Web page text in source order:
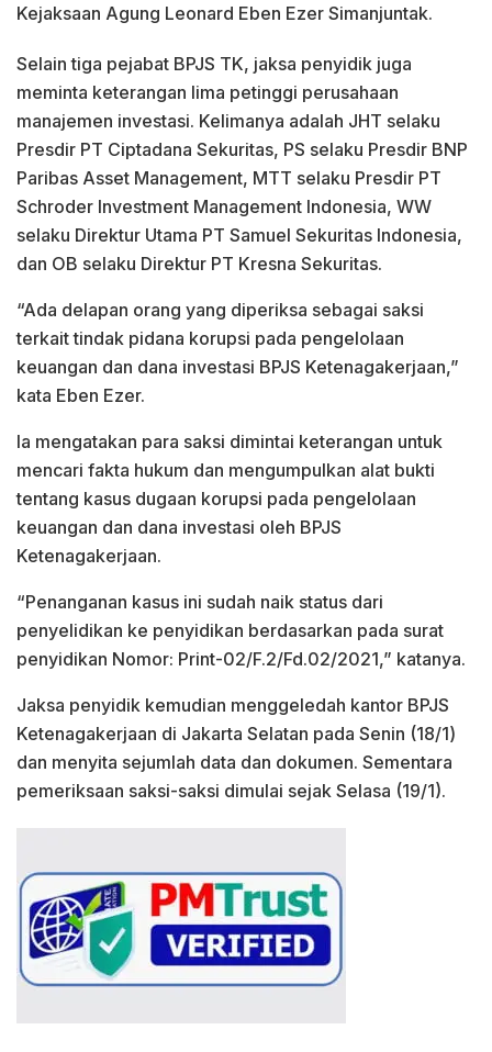
Kejaksaan Agung Leonard Eben Ezer Simanjuntak.
Selain tiga pejabat BPJS TK, jaksa penyidik juga
meminta keterangan lima petinggi perusahaan
manajemen investasi. Kelimanya adalah JHT selaku
Presdir PT Ciptadana Sekuritas, PS selaku Presdir BNP
Paribas Asset Management, MTT selaku Presdir PT
Schroder Investment Management Indonesia, WW
selaku Direktur Utama PT Samuel Sekuritas Indonesia,
dan OB selaku Direktur PT Kresna Sekuritas.
“Ada delapan orang yang diperiksa sebagai saksi
terkait tindak pidana korupsi pada pengelolaan
keuangan dan dana investasi BPJS Ketenagakerjaan,”
kata Eben Ezer.
Ia mengatakan para saksi dimintai keterangan untuk
mencari fakta hukum dan mengumpulkan alat bukti
tentang kasus dugaan korupsi pada pengelolaan
keuangan dan dana investasi oleh BPJS
Ketenagakerjaan.
“Penanganan kasus ini sudah naik status dari
penyelidikan ke penyidikan berdasarkan pada surat
penyidikan Nomor: Print-02/F.2/Fd.02/2021,” katanya.
Jaksa penyidik kemudian menggeledah kantor BPJS
Ketenagakerjaan di Jakarta Selatan pada Senin (18/1)
dan menyita sejumlah data dan dokumen. Sementara
pemeriksaan saksi-saksi dimulai sejak Selasa (19/1).